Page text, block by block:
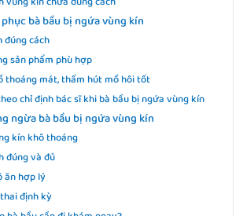
bà bầu bị ngứa vùng kín
đúng cách
sản phẩm phù hợp
thoáng mát, thấm hút mồ hôi tốt
chỉ định bác sĩ khi bà bầu bị ngứa vùng kín
ngừa bà bầu bị ngứa vùng kín
kín khô thoáng
đúng và đủ
ăn hợp lý
định kỳ